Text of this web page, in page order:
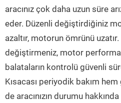
aracınız çok daha uzun süre
eder. Düzenli değiştirdiğiniz
azaltır, motorun ömrünü
değiştirmeniz, motor
balataların kontrolü güvenli
Kısacası periyodik bakım
de aracınızın durumu